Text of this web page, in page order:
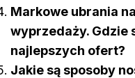
Markowe ubrania na
wyprzedaży. Gdzie
najlepszych ofert?
Jakie są sposoby